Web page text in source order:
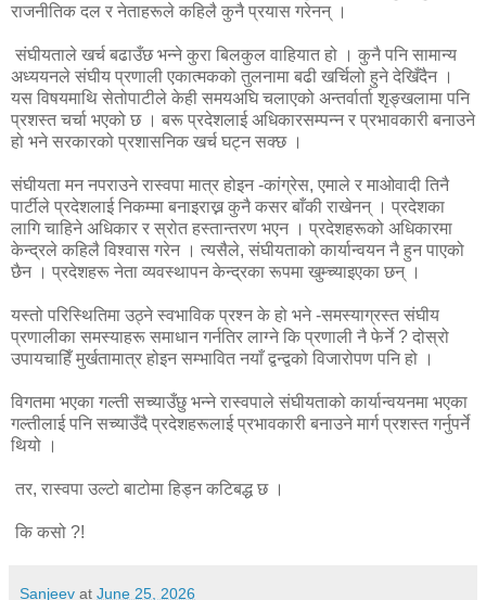
राजनीतिक दल र नेताहरूले कहिलै कुनै प्रयास गरेनन् ।
संघीयताले खर्च बढाउँछ भन्ने कुरा बिलकुल वाहियात हो । कुनै पनि सामान्य
अध्ययनले संघीय प्रणाली एकात्मकको तुलनामा बढी खर्चिलो हुने देखिँदैन ।
यस विषयमाथि सेतोपाटीले केही समयअघि चलाएको अन्तर्वार्ता शृङ्खलामा पनि
प्रशस्त चर्चा भएको छ । बरू प्रदेशलाई अधिकारसम्पन्न र प्रभावकारी बनाउने
हो भने सरकारको प्रशासनिक खर्च घट्न सक्छ ।
संघीयता मन नपराउने रास्वपा मात्र होइन -कांग्रेस, एमाले र माओवादी तिनै
पार्टीले प्रदेशलाई निकम्मा बनाइराख्न कुनै कसर बाँकी राखेनन् । प्रदेशका
लागि चाहिने अधिकार र स्रोत हस्तान्तरण भएन । प्रदेशहरूको अधिकारमा
केन्द्रले कहिलै विश्वास गरेन । त्यसैले, संघीयताको कार्यान्वयन नै हुन पाएको
छैन । प्रदेशहरू नेता व्यवस्थापन केन्द्रका रूपमा खुम्च्याइएका छन् ।
यस्तो परिस्थितिमा उठ्ने स्वभाविक प्रश्न के हो भने -समस्याग्रस्त संघीय
प्रणालीका समस्याहरू समाधान गर्नतिर लाग्ने कि प्रणाली नै फेर्ने ? दोस्रो
उपायचाहिँ मुर्खतामात्र होइन सम्भावित नयाँ द्वन्द्वको विजारोपण पनि हो ।
विगतमा भएका गल्ती सच्याउँछु भन्ने रास्वपाले संघीयताको कार्यान्वयनमा भएका
गल्तीलाई पनि सच्याउँदै प्रदेशहरूलाई प्रभावकारी बनाउने मार्ग प्रशस्त गर्नुपर्ने
थियो ।
तर, रास्वपा उल्टो बाटोमा हिड्न कटिबद्ध छ ।
कि कसो ?!
Sanjeev at June 25, 2026